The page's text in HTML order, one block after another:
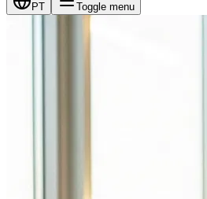
PT Toggle menu